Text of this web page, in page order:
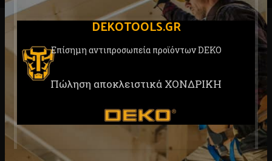
DEKOTOOLS.GR
Επίσημη αντιπροσωπεία προϊόντων DEKO
Πώληση αποκλειστικά ΧΟΝΔΡΙΚΗ
RELATED PRODUCTS